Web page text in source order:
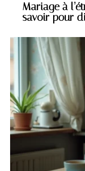
Mariage à
savoir pour